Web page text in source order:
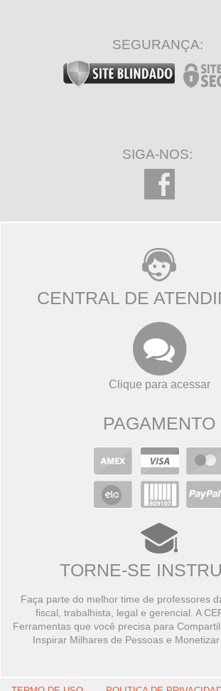
SEGURANÇA:
SIGA-NOS:
CENTRAL DE
Clique para acessar
PAGAMENTO
TORNE-SE
Faça parte do melhor time de professores
fiscal, trabalhista, legal e gerencial. A
Ferramentas que você precisa para
Inspirar Milhares de Pessoas e